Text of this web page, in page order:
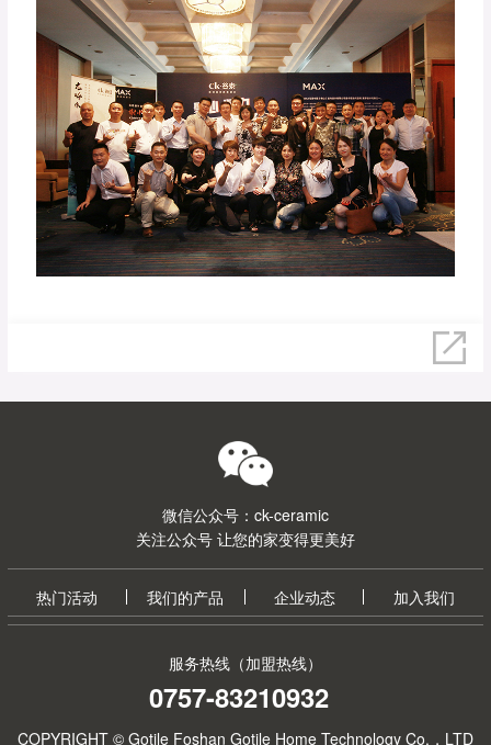
微信公众号：ck-ceramic
关注公众号 让您的家变得更美好
热门活动 我们的产品 企业动态 加入我们
服务热线（加盟热线）
0757-83210932
COPYRIGHT © Gotile Foshan Gotile Home Technology Co.，LTD